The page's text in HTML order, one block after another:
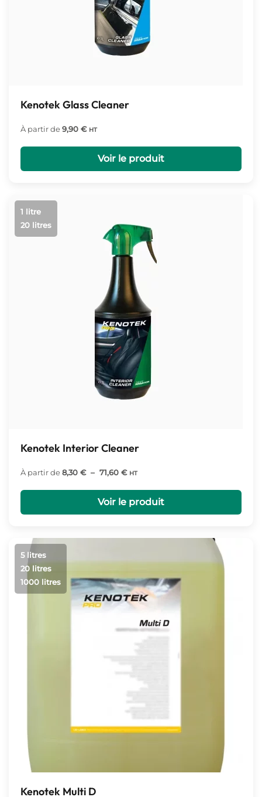
Kenotek Glass Cleaner
À partir de9,90 € HT
Voir le produit
Kenotek Interior Cleaner
À partir de8,30 € – 71,60 €Plage
8,30 €
à
HT
1 litre
20 litres
Voir le produit
Kenotek Multi D
5 litres
20 litres
1000 litres